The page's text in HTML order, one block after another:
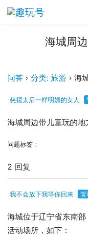
海城周
问答 › 分类: 旅游 › 海
慈禧太后一样明媚的女人
海城周边带儿童玩的地
问题标签：
2 回复
我不会放下我等你回来 管
海城位于辽宁省东南
活动场所，如下：